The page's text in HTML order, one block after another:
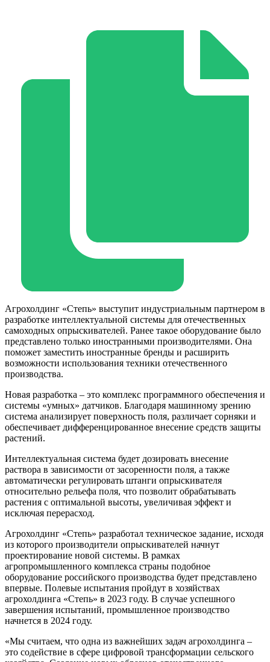
Агрохолдинг «Степь» выступит индустриальным партнером в
разработке интеллектуальной системы для отечественных
самоходных опрыскивателей. Ранее такое оборудование было
представлено только иностранными производителями. Она
поможет заместить иностранные бренды и расширить
возможности использования техники отечественного
производства.
Новая разработка – это комплекс программного обеспечения и
системы «умных» датчиков. Благодаря машинному зрению
система анализирует поверхность поля, различает сорняки и
обеспечивает дифференцированное внесение средств защиты
растений.
Интеллектуальная система будет дозировать внесение
раствора в зависимости от засоренности поля, а также
автоматически регулировать штанги опрыскивателя
относительно рельефа поля, что позволит обрабатывать
растения с оптимальной высоты, увеличивая эффект и
исключая перерасход.
Агрохолдинг «Степь» разработал техническое задание, исходя
из которого производители опрыскивателей начнут
проектирование новой системы. В рамках
агропромышленного комплекса страны подобное
оборудование российского производства будет представлено
впервые. Полевые испытания пройдут в хозяйствах
агрохолдинга «Степь» в 2023 году. В случае успешного
завершения испытаний, промышленное производство
начнется в 2024 году.
«Мы считаем, что одна из важнейших задач агрохолдинга –
это содействие в сфере цифровой трансформации сельского